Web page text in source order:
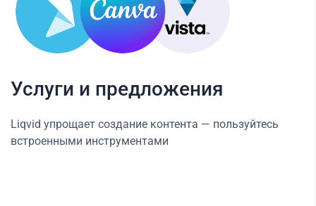
Услуги и предложения
Liqvid упрощает создание контента — пользуйтесь
встроенными инструментами